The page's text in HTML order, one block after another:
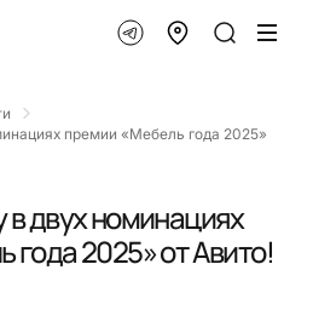
премии «Мебель года 2025»
в двух номинациях
2025» от Авито!